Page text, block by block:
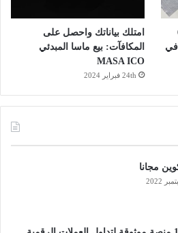
في
امتلك بياناتك واحصل على
المكافآت: بيع ماسا المبدئي
MASA ICO
24th فبراير 2024
مجانا